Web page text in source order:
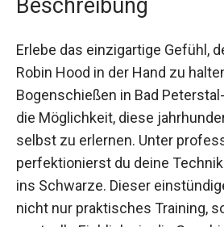
Beschreibung
Erlebe das einzigartige Gefühl,
Robin Hood in der Hand zu
Bogenschießen in Bad
du die Möglichkeit, diese
selbst zu erlernen. Unter
Anleitung perfektionierst du
triffst direkt ins Schwarze.
Kurs bietet dir nicht nur